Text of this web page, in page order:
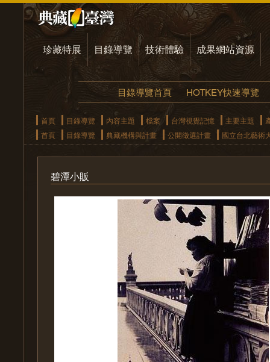
珍藏特展 目錄導覽 技術體驗 成果網站資源
目錄導覽首頁 HOTKEY快速導覽
首頁 目錄導覽 內容主題 檔案 台灣視覺記憶 主要主題
首頁
目錄導覽 典藏機構與計畫 公開徵選計畫 國立台北藝術
碧潭小販